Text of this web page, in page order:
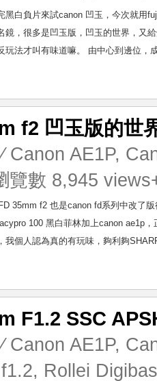
黑白負片來試canon 凹玉，今次就用
鏡，很多是凹玉版，凹玉的世界，又
玩法才叫有味道嘛。 由中心到邊位，
f2 凹玉版的世
⁄ Canon AE1P,
覽數 8,945
35mm f2 也是canon fd系列中改了
100 黑白菲林加上canon ae1p
我個人認為真的有玩味，夠利夠
F1.2 SSC
⁄ Canon AE1P,
, Rollei